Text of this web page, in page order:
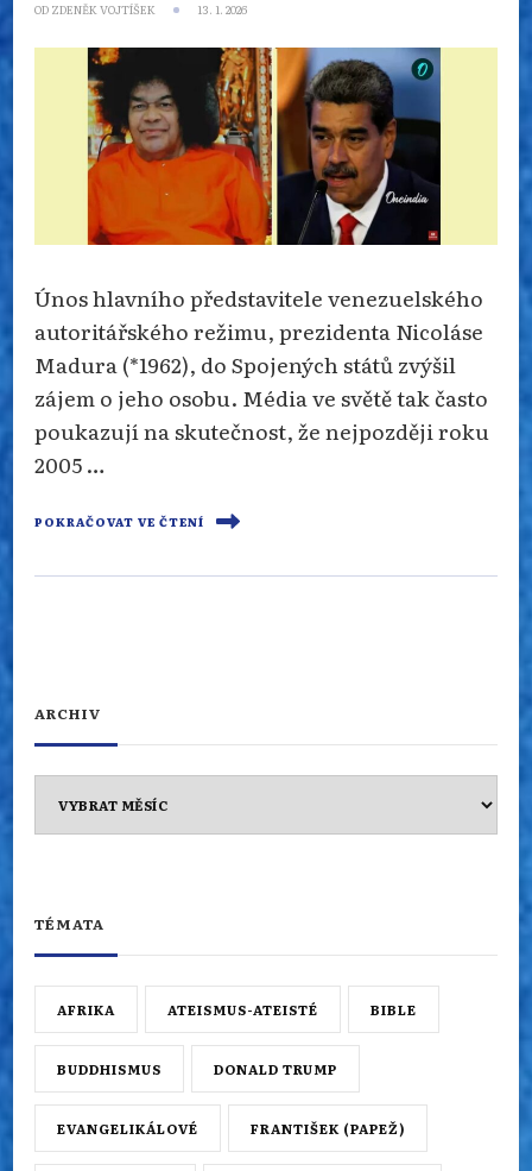
OD ZDENĚK VOJTÍŠEK 13. 1. 2026
Únos hlavního představitele venezuelského
autoritářského režimu, prezidenta Nicoláse
Madura (*1962), do Spojených států zvýšil
zájem o jeho osobu. Média ve světě tak často
poukazují na skutečnost, že nejpozději roku
2005 …
POKRAČOVAT VE ČTENÍ
ARCHIV
TÉMATA
AFRIKA ATEISMUS-ATEISTÉ BIBLE
BUDDHISMUS DONALD TRUMP
EVANGELIKÁLOVÉ FRANTIŠEK (PAPEŽ)